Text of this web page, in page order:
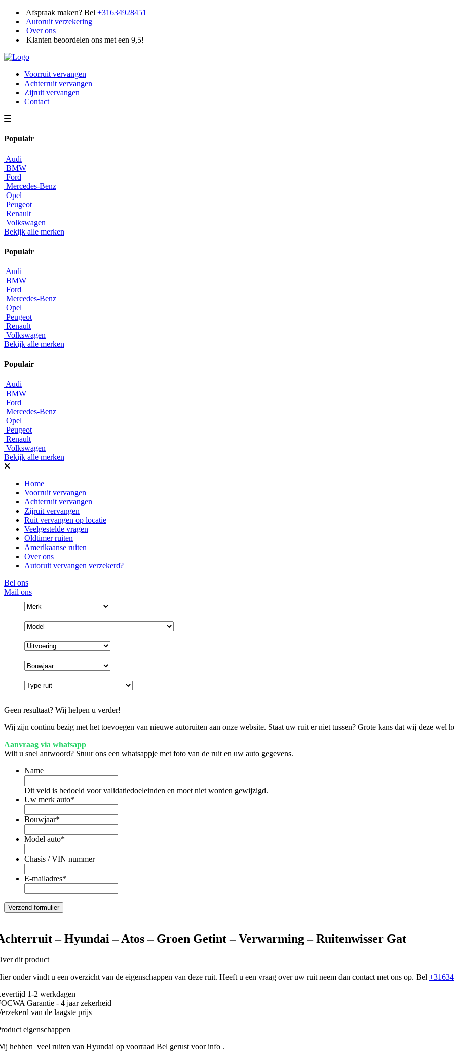
Afspraak maken? Bel +31634928451
Autoruit verzekering
Over ons
Klanten beoordelen ons met een 9,5!
Voorruit vervangen
Achterruit vervangen
Zijruit vervangen
Contact
Populair
Audi
BMW
Ford
Mercedes-Benz
Opel
Peugeot
Renault
Volkswagen
Bekijk alle merken
Populair
Audi
BMW
Ford
Mercedes-Benz
Opel
Peugeot
Renault
Volkswagen
Bekijk alle merken
Populair
Audi
BMW
Ford
Mercedes-Benz
Opel
Peugeot
Renault
Volkswagen
Bekijk alle merken
Home
Voorruit vervangen
Achterruit vervangen
Zijruit vervangen
Ruit vervangen op locatie
Veelgestelde vragen
Oldtimer ruiten
Amerikaanse ruiten
Over ons
Autoruit vervangen verzekerd?
Bel ons
Mail ons
Geen resultaat? Wij helpen u verder!
Wij zijn continu bezig met het toevoegen van nieuwe autoruiten aan onze website. Staat uw ruit er niet tussen? Grote kans dat wij deze
Aanvraag via whatsapp
Wilt u snel antwoord? Stuur ons een whatsappje met foto van de ruit en uw auto gegevens.
Name
Dit veld is bedoeld voor validatiedoeleinden en moet niet worden gewijzigd.
Uw merk auto*
Bouwjaar*
Model auto*
Chasis / VIN nummer
E-mailadres*
– Hyundai – Atos – Groen Getint – Verwarming – Ruitenwisser Gat
dit product
onder vindt u een overzicht van de eigenschappen van deze ruit. Heeft u een vraag over uw ruit neem dan contact met ons op. Bel
1-2 werkdagen
Garantie - 4 jaar zekerheid
van de laagste prijs
eigenschappen
hebben veel ruiten van Hyundai op voorraad Bel gerust voor info .